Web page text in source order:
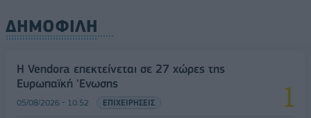
ΔΗΜΟΦΙΛΗ
Η Vendora επεκτείνεται σε 27 χώρες της
Ευρωπαϊκή 'Ενωσης
05/08/2026 - 10:52 ΕΠΙΧΕΙΡΗΣΕΙΣ